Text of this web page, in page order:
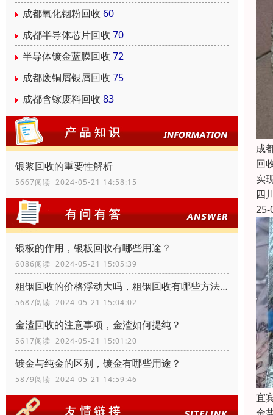
成都氧化铟粉回收 60
成都半导体芯片回收 70
半导体镀金蓝膜回收 72
成都废铜屑银屑回收 75
成都含镓废料回收 83
银浆回收的重要性解析
5667阅读 2024-05-21 14:58:15
银板的作用，银板回收有哪些用途？
6086阅读 2024-05-21 15:05:39
粗铟回收的价格浮动大吗，粗铟回收有哪些方法？
5687阅读 2024-05-21 15:04:02
金渣回收的注意事项，金渣如何提纯？
5617阅读 2024-05-21 15:01:20
镀金与纯金的区别，镀金有哪些用途？
5879阅读 2024-05-21 14:59:46
成
回
实
四
25-
宜